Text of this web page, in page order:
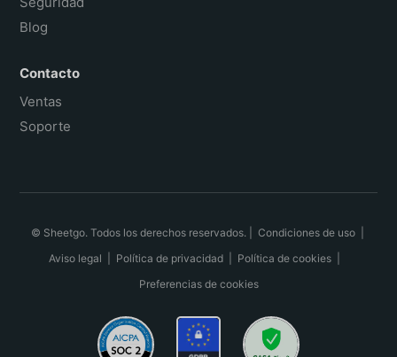
Blog
Contacto
Ventas
Soporte
© Sheetgo. Todos los derechos reservados. | Condiciones de uso|
Aviso legal
Política de privacidad Política de cookies
Preferencias de cookies